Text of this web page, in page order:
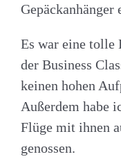
Es war eine tolle
der Business
keinen hohen
Außerdem habe
Flüge mit ihnen
genossen.